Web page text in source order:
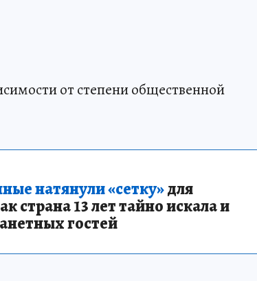
от степени общественной
натянули «сетку»для
страна 13 лет тайно искала и
гостей